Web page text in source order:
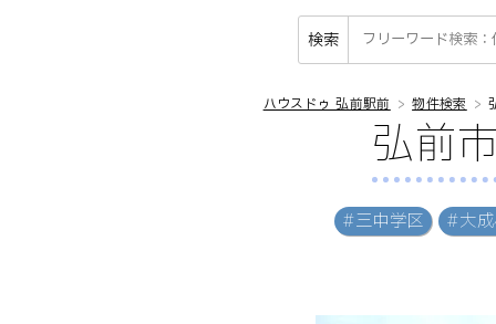
検索
ハウスドゥ 弘前駅前 物件検索
弘前
#三中学区 #大